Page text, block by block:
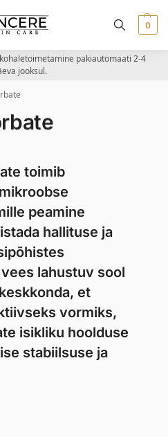
0
pakiautomaati 2-4
jooksul.
toimib
peamine
hallituse ja
lahustuv sool
et
vormiks,
isikliku hoolduse
stabiilsuse ja